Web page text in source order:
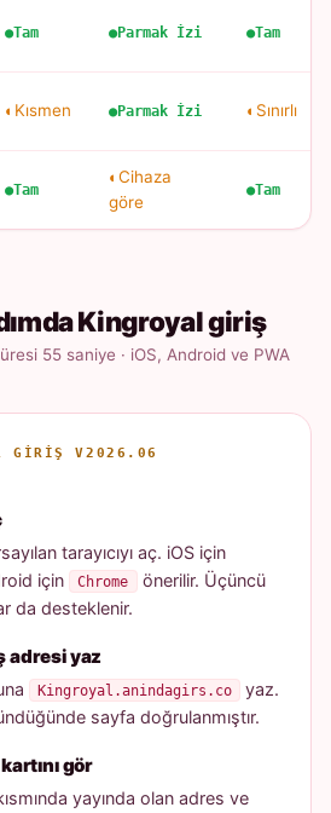
Tam Parmak İzi Tam
Kısmen Parmak İzi Sınırlı
Tam
Cihaza
göre
Tam
Kingroyal giriş
55 saniye · iOS, Android ve PWA
GIRIŞ V2026.06
tarayıcıyı aç. iOS için
için Chrome
önerilir. Üçüncü
da desteklenir.
adresi yaz
Kingroyal.anindagirs.co
yaz.
sayfa doğrulanmıştır.
gör
yayında olan adres ve